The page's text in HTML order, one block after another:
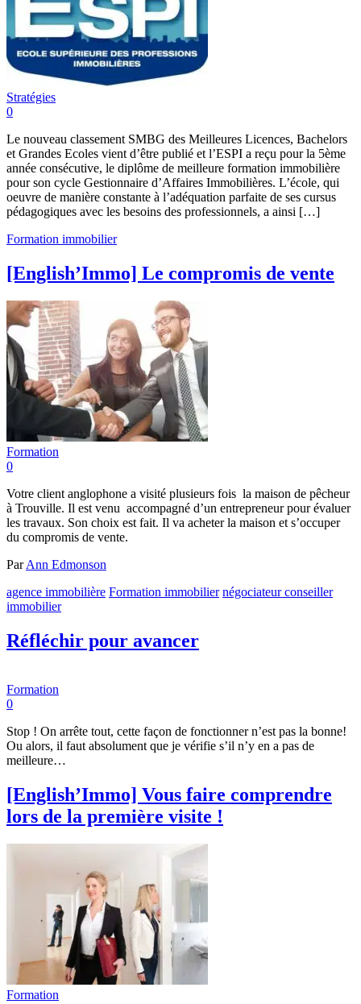
Stratégies
0
Le nouveau classement SMBG des Meilleures Licences, Bachelors
et Grandes Ecoles vient d’être publié et l’ESPI a reçu pour la 5ème
année consécutive, le diplôme de meilleure formation immobilière
pour son cycle Gestionnaire d’Affaires Immobilières. L’école, qui
oeuvre de manière constante à l’adéquation parfaite de ses cursus
pédagogiques avec les besoins des professionnels, a ainsi […]
Formation immobilier
[English’Immo] Le compromis de vente
Formation
0
Votre client anglophone a visité plusieurs fois la maison de pêcheur
à Trouville. Il est venu accompagné d’un entrepreneur pour évaluer
les travaux. Son choix est fait. Il va acheter la maison et s’occuper
du compromis de vente.
ParAnn Edmonson
agence immobilière Formation immobilier négociateur conseiller
immobilier
Réfléchir pour avancer
Formation
0
Stop ! On arrête tout, cette façon de fonctionner n’est pas la bonne!
Ou alors, il faut absolument que je vérifie s’il n’y en a pas de
meilleure…
[English’Immo] Vous faire comprendre
lors de la première visite !
Formation